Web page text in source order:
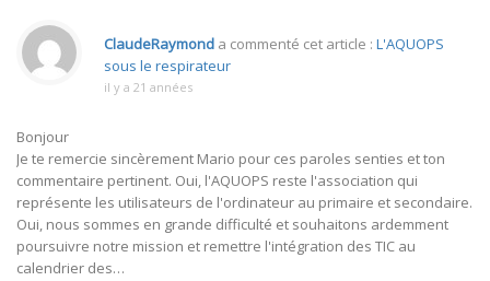
ClaudeRaymond a commenté cet article : L'AQUOPS
sous le respirateur
il y a 21 années
Bonjour
Je te remercie sincèrement Mario pour ces paroles senties et ton
commentaire pertinent. Oui, l'AQUOPS reste l'association qui
représente les utilisateurs de l'ordinateur au primaire et secondaire.
Oui, nous sommes en grande difficulté et souhaitons ardemment
poursuivre notre mission et remettre l'intégration des TIC au
calendrier des…